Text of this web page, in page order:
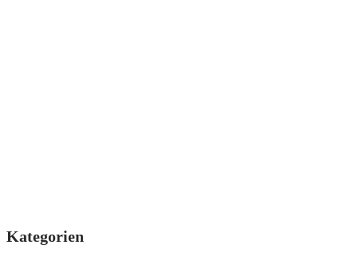
Kategorien